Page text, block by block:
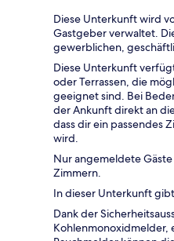
Diese Unterkunft wird
Gastgeber verwaltet.
gewerblichen,
Diese Unterkunft
oder Terrassen, die
geeignet sind. Bei
der Ankunft direkt an
dass dir ein passendes
wird.
Nur angemeldete
Zimmern.
In dieser Unterkunft
Dank der
Kohlenmonoxidmelder,